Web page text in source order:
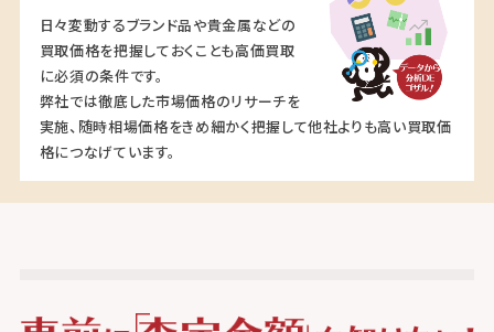
日々変動するブランド品や貴金属などの
買取価格を把握しておくことも高価買取
に必須の条件です。
弊社では徹底した市場価格のリサーチを
実施、随時相場価格をきめ細かく把握して他社よりも高い買取価
格につなげています。